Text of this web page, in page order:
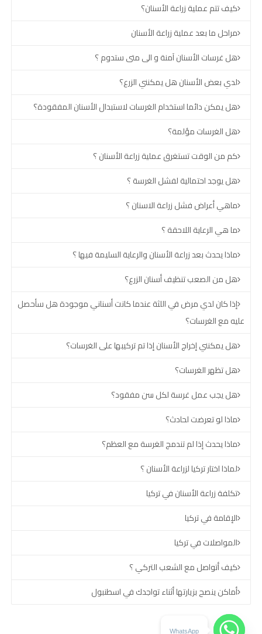
كيف تتم عملية زراعة الأسنان؟
مراحل ما بعد عملية زراعة الأسنان
هل غرسات الأسنان آمنة و الى متى ستدوم ؟
لدي بعض الأسنان هل يمكنني الزرع؟
هل يمكن دائما استخدام الغرسات لاستبدال الأسنان المفقودة؟
هل الغرسات مؤلمة؟
كم من الوقت تستغرق عملية زراعة الأسنان ؟
هل يوجد احتمالية لفشل الغرسة ؟
ماهي أعراض فشل زراعة الاسنان ؟
ما هي الرعاية اللاحقة ؟
ماذا يحدث بعد زراعة الأسنان والرعاية السليمة فيها ؟
هل من الصعب تنظيف أسنان الزرع؟
إذا كان لدي مرض في اللثة عندما كانت أسناني موجودة هل سأحصل
عليه مع الغرسات؟
هل يمكنني إخراج الأسنان إذا تم تركيبها على الغرسات؟
هل تظهر الغرسات؟
هل يجب عمل غرسة لكل سن مفقود؟
ماذا لو تعرضت لحادث؟
ماذا يحدث إذا لم تندمج الغرسة مع العظم؟
لماذا اختار تركيا لزراعة الأسنان ؟
تكلفة زراعة الأسنان في تركيا
الإقامة في تركيا
المواصلات في تركيا
كيف أتواصل مع الشعب التركي ؟
أماكن ينصح بزيارتها أثناء تواجدك في اسطنبول
WhatsApp